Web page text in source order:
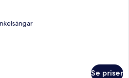
Se priser